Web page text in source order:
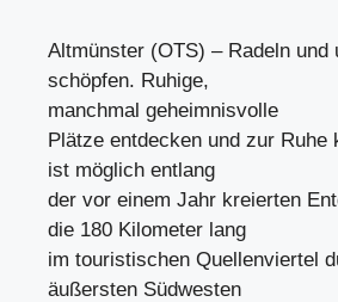
Altmünster (OTS) – Radeln und
schöpfen. Ruhige,
manchmal geheimnisvolle
Plätze entdecken und zur Ruhe
ist möglich entlang
der vor einem Jahr kreierten
die 180 Kilometer lang
im touristischen Quellenviertel
äußersten Südwesten